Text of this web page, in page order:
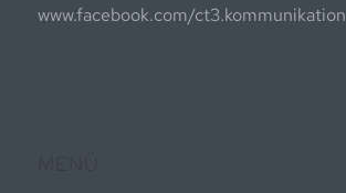
www.facebook.com/ct3.kommunikation
MENÜ